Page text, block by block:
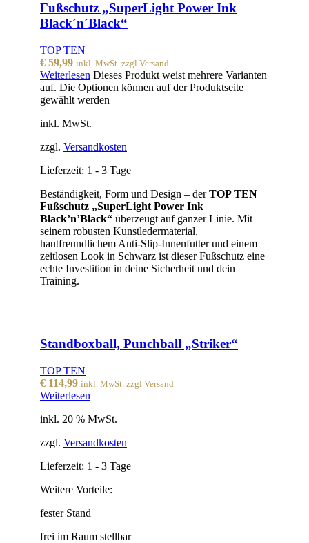
Fußschutz „SuperLight Power Ink
Black´n´Black“
TOP TEN
€ 59,99 inkl. MwSt. zzgl Versand
Weiterlesen Dieses Produkt weist mehrere Varianten
auf. Die Optionen können auf der Produktseite
gewählt werden
inkl. MwSt.
zzgl. Versandkosten
Lieferzeit: 1 - 3 Tage
Beständigkeit, Form und Design – derTOP TEN
Fußschutz „SuperLight Power Ink
Black’n’Black“ überzeugt auf ganzer Linie. Mit
seinem robusten Kunstledermaterial,
hautfreundlichem Anti-Slip-Innenfutter und einem
zeitlosen Look in Schwarz ist dieser Fußschutz eine
echte Investition in deine Sicherheit und dein
Training.
Standboxball, Punchball „Striker“
TOP TEN
€ 114,99 inkl. MwSt. zzgl Versand
Weiterlesen
inkl. 20 % MwSt.
zzgl. Versandkosten
Lieferzeit: 1 - 3 Tage
Weitere Vorteile:
fester Stand
frei im Raum stellbar